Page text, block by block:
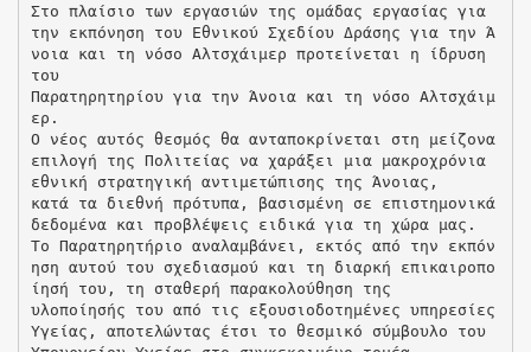
Στο πλαίσιο των εργασιών της ομάδας εργασίας για
την εκπόνηση του Εθνικού Σχεδίου Δράσης για την Ά
νοια και τη νόσο Αλτσχάιμερ προτείνεται η ίδρυση
του
Παρατηρητηρίου για την Άνοια και τη νόσο Αλτσχάιμ
ερ.
Ο νέος αυτός θεσμός θα ανταποκρίνεται στη μείζονα
επιλογή της Πολιτείας να χαράξει μια μακροχρόνια
εθνική στρατηγική αντιμετώπισης της Άνοιας,
κατά τα διεθνή πρότυπα, βασισμένη σε επιστημονικά
δεδομένα και προβλέψεις ειδικά για τη χώρα μας.
Το Παρατηρητήριο αναλαμβάνει, εκτός από την εκπόν
ηση αυτού του σχεδιασμού και τη διαρκή επικαιροπο
ίησή του, τη σταθερή παρακολούθηση της
υλοποίησής του από τις εξουσιοδοτημένες υπηρεσίες
Υγείας, αποτελώντας έτσι το θεσμικό σύμβουλο του